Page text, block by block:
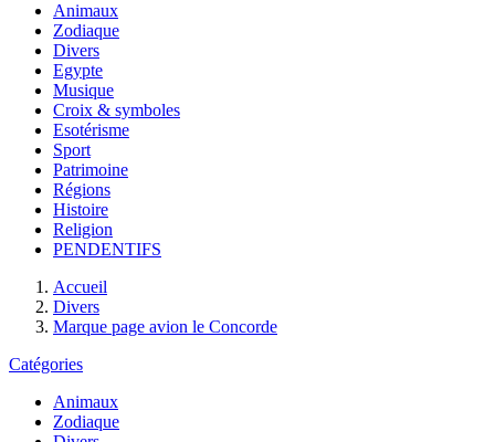
Animaux
Zodiaque
Divers
Egypte
Musique
Croix & symboles
Esotérisme
Sport
Patrimoine
Régions
Histoire
Religion
PENDENTIFS
Accueil
Divers
Marque page avion le Concorde
Catégories
Animaux
Zodiaque